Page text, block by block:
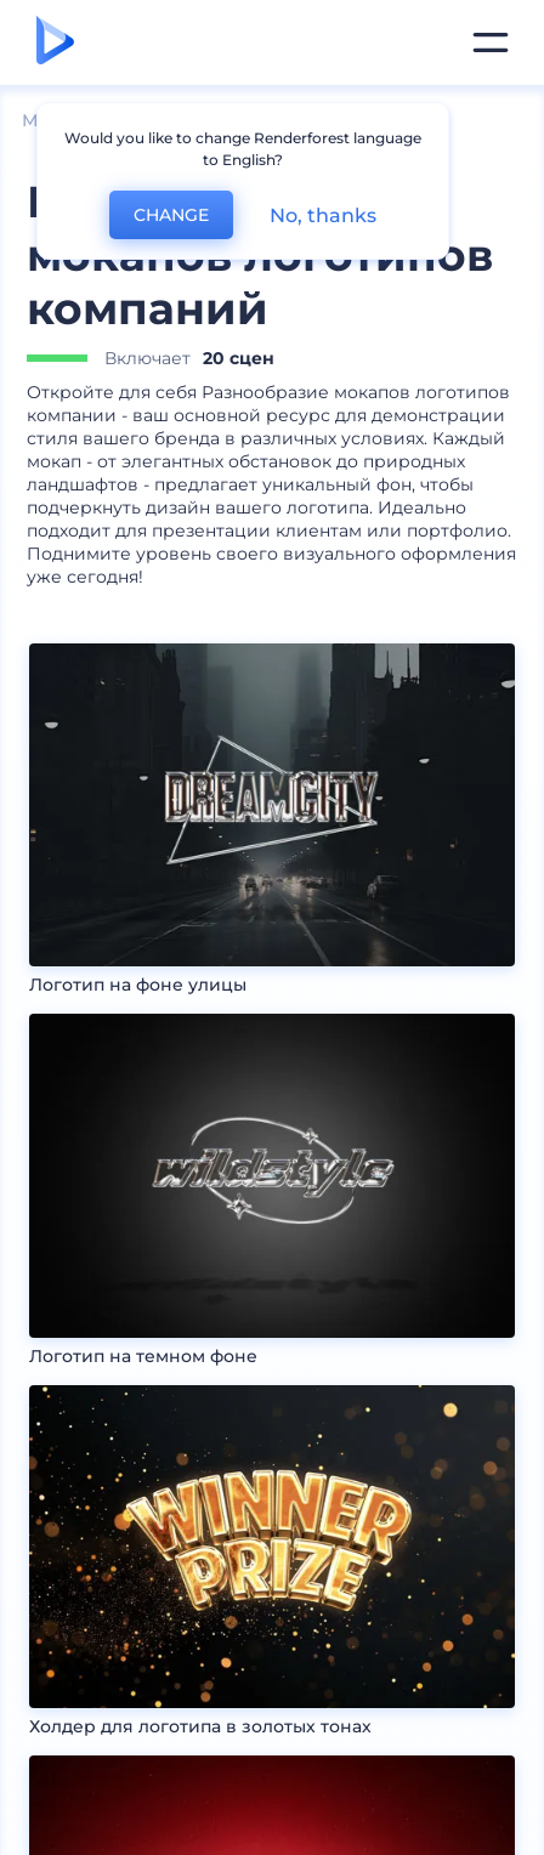
Мокапы
Разнообразие
мокапов логотипов
компаний
Включает 20 сцен
Откройте для себя Разнообразие мокапов логотипов
компании - ваш основной ресурс для демонстрации
стиля вашего бренда в различных условиях. Каждый
мокап - от элегантных обстановок до природных
ландшафтов - предлагает уникальный фон, чтобы
подчеркнуть дизайн вашего логотипа. Идеально
подходит для презентации клиентам или портфолио.
Поднимите уровень своего визуального оформления
уже сегодня!
Логотип на фоне улицы
Логотип на темном фоне
Холдер для логотипа в золотых тонах
Would you like to change Renderforest language
to English?
CHANGE No, thanks